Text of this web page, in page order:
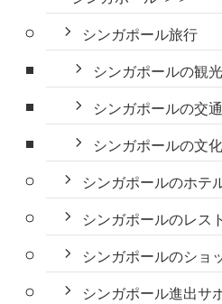
シンガポール旅行
シンガポールの観
シンガポールの交
シンガポールの文化
シンガポールのホテ
シンガポールのレス
シンガポールのショ
シンガポール進出サ